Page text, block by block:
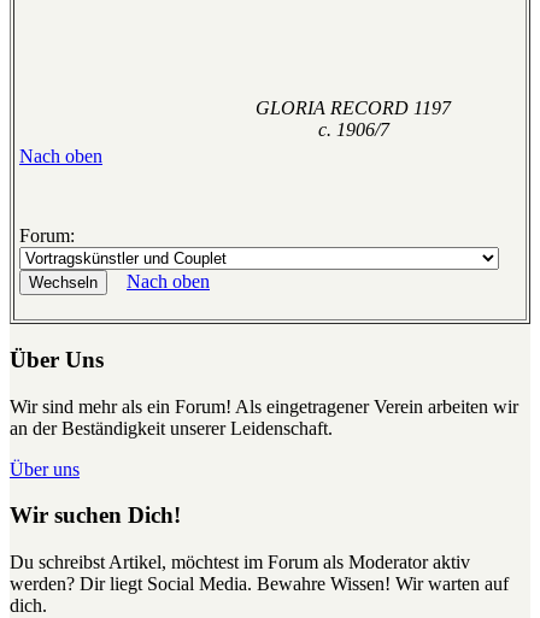
GLORIA RECORD 1197
c. 1906/7
Nach oben
Forum:
Nach oben
Über Uns
Wir sind mehr als ein Forum! Als eingetragener Verein arbeiten wir
an der Beständigkeit unserer Leidenschaft.
Über uns
Wir suchen Dich!
Du schreibst Artikel, möchtest im Forum als Moderator aktiv
werden? Dir liegt Social Media. Bewahre Wissen! Wir warten auf
dich.